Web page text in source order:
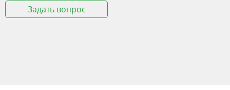
Задать вопрос